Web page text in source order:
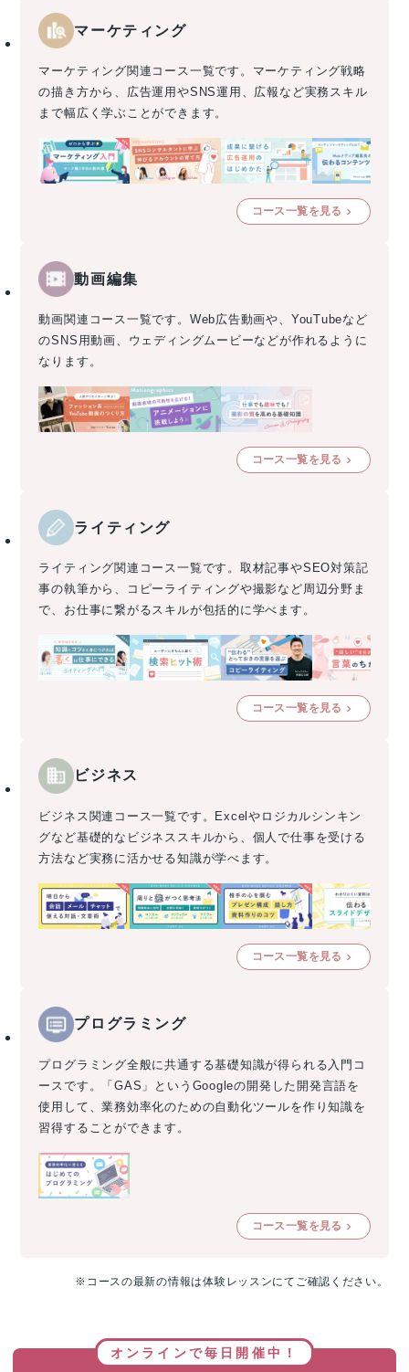
マーケティング
マーケティング関連コース一覧です。マーケティング戦略
の描き方から、広告運用やSNS運用、広報など実務スキル
まで幅広く学ぶことができます。
コース一覧を見る
動画編集
動画関連コース一覧です。Web広告動画や、YouTubeなど
のSNS用動画、ウェディングムービーなどが作れるように
なります。
コース一覧を見る
ライティング
ライティング関連コース一覧です。取材記事やSEO対策記
事の執筆から、コピーライティングや撮影など周辺分野ま
で、お仕事に繋がるスキルが包括的に学べます。
コース一覧を見る
ビジネス
ビジネス関連コース一覧です。Excelやロジカルシンキン
グなど基礎的なビジネススキルから、個人で仕事を受ける
方法など実務に活かせる知識が学べます。
コース一覧を見る
プログラミング
プログラミング全般に共通する基礎知識が得られる入門コ
ースです。「GAS」というGoogleの開発した開発言語を
使用して、業務効率化のための自動化ツールを作り知識を
習得することができます。
コース一覧を見る
※コースの最新の情報は体験レッスンにてご確認ください。
オンラインで毎日開催中！